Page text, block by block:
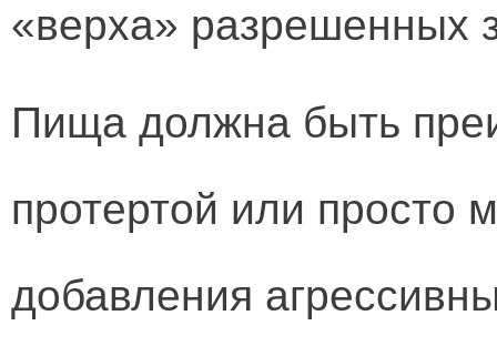
«верха» разрешенных
Пища должна быть
протертой или просто
добавления